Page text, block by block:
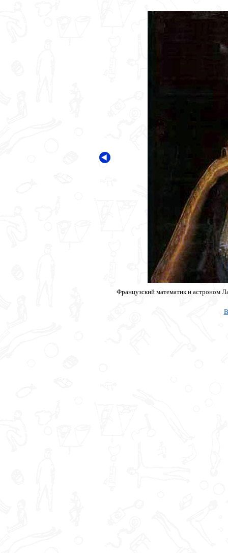
Французский математик и астроном